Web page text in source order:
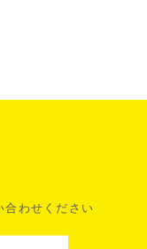
合わせください